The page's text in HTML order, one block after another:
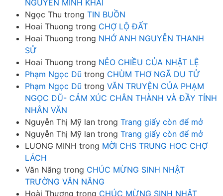
NGUYỄN MINH KHAI
Ngọc Thu trong TIN BUỒN
Hoai Thuong trong CHỢ LỘ ĐẤT
Hoai Thuong trong NHỚ ANH NGUYỄN THANH
SỬ
Hoai Thuong trong NẺO CHIỀU CỦA NHẬT LỆ
Phạm Ngọc Dũ trong CHÙM THƠ NGÃ DU TỬ
Phạm Ngọc Dũ trong VĂN TRUYỆN CỦA PHẠM
NGỌC DŨ- CẢM XÚC CHÂN THÀNH VÀ ĐẦY TÍNH
NHÂN VĂN
Nguyễn Thị Mỹ lan trong Trang giấy còn để mở
Nguyễn Thị Mỹ lan trong Trang giấy còn để mở
LUONG MINH trong MỜI CHS TRUNG HOC CHỢ
LÁCH
Văn Năng trong CHÚC MỪNG SINH NHẬT
TRƯỜNG VĂN NĂNG
Hoài Thương trong CHÚC MỪNG SINH NHẬT